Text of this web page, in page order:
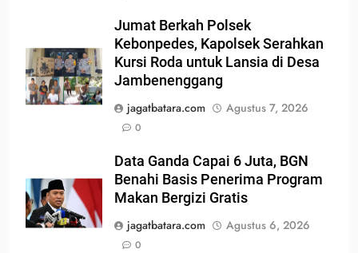
Jumat Berkah Polsek
Kebonpedes, Kapolsek Serahkan
Kursi Roda untuk Lansia di Desa
Jambenenggang
jagatbatara.com
Agustus 7, 2026
0
Data Ganda Capai 6 Juta, BGN
Benahi Basis Penerima Program
Makan Bergizi Gratis
jagatbatara.com
Agustus 6, 2026
0